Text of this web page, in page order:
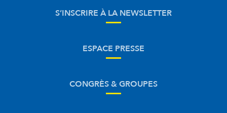
S’INSCRIRE À LA NEWSLETTER
ESPACE PRESSE
CONGRÈS & GROUPES